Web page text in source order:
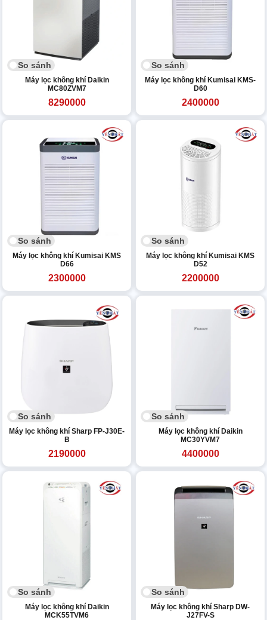
So sánh
Máy lọc không khí Daikin
MC80ZVM7
8290000
So sánh
Máy lọc không khí Kumisai KMS-
D60
2400000
So sánh
Máy lọc không khí Kumisai KMS
D66
2300000
So sánh
Máy lọc không khí Kumisai KMS
D52
2200000
So sánh
Máy lọc không khí Sharp FP-J30E-
B
2190000
So sánh
Máy lọc không khí Daikin
MC30YVM7
4400000
So sánh
Máy lọc không khí Daikin
MCK55TVM6
So sánh
Máy lọc không khí Sharp DW-
J27FV-S